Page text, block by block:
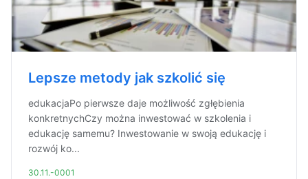
Lepsze metody jak szkolić się
edukacjaPo pierwsze daje możliwość zgłębienia
konkretnychCzy można inwestować w szkolenia i
edukację samemu? Inwestowanie w swoją edukację i
rozwój ko...
30.11.-0001